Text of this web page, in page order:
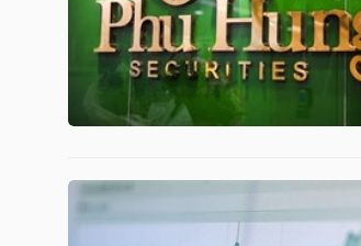
XUẤT